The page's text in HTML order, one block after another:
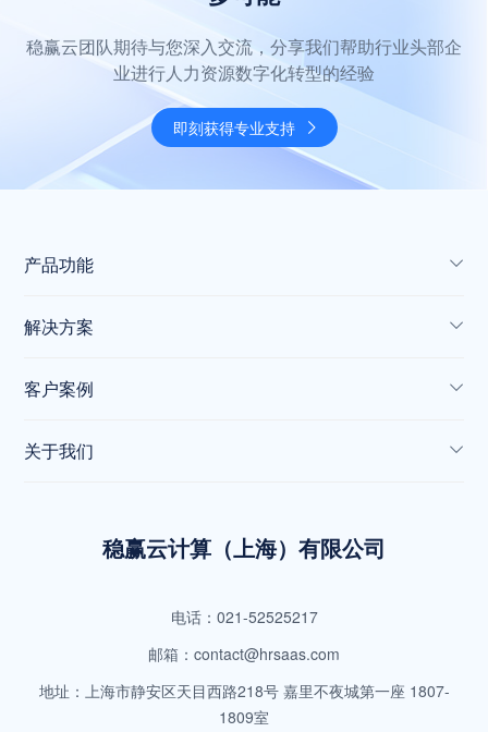
稳赢云团队期待与您深入交流，分享我们帮助行业头部企
业进行人力资源数字化转型的经验
即刻获得专业支持
产品功能
解决方案
客户案例
关于我们
稳赢云计算（上海）有限公司
电话：021-52525217
邮箱：contact@hrsaas.com
地址：上海市静安区天目西路218号 嘉里不夜城第一座 1807-
1809室